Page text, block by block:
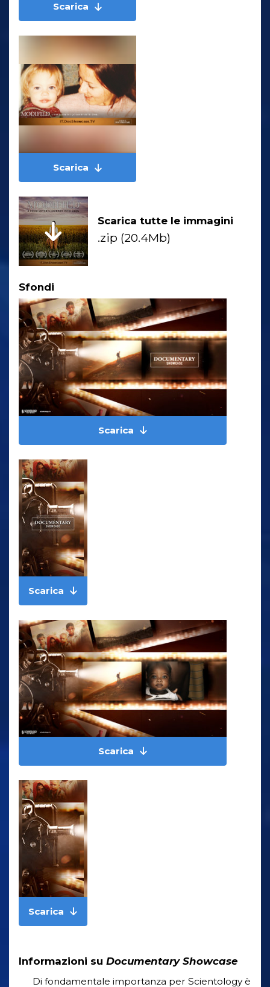
Scarica
Scarica
Scarica tutte le immagini
.zip (20.4Mb)
Sfondi
Scarica
Scarica
Scarica
Scarica
Informazioni su Documentary Showcase
Di fondamentale importanza per Scientology è